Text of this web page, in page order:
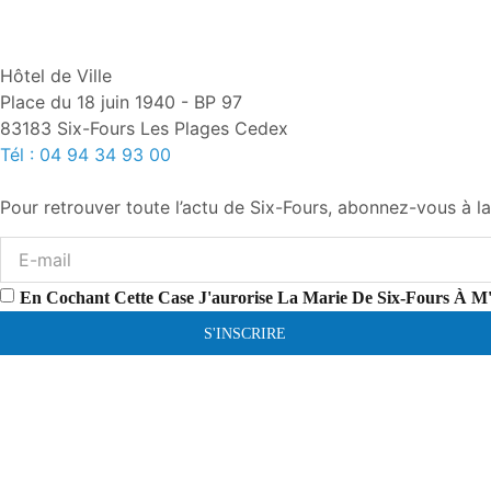
Hôtel de Ville
Place du 18 juin 1940 - BP 97
83183 Six-Fours Les Plages Cedex
Tél : 04 94 34 93 00
Pour retrouver toute l’actu de Six-Fours, abonnez-vous à
En Cochant Cette Case J'aurorise La Marie De Six-Fours À
S'INSCRIRE